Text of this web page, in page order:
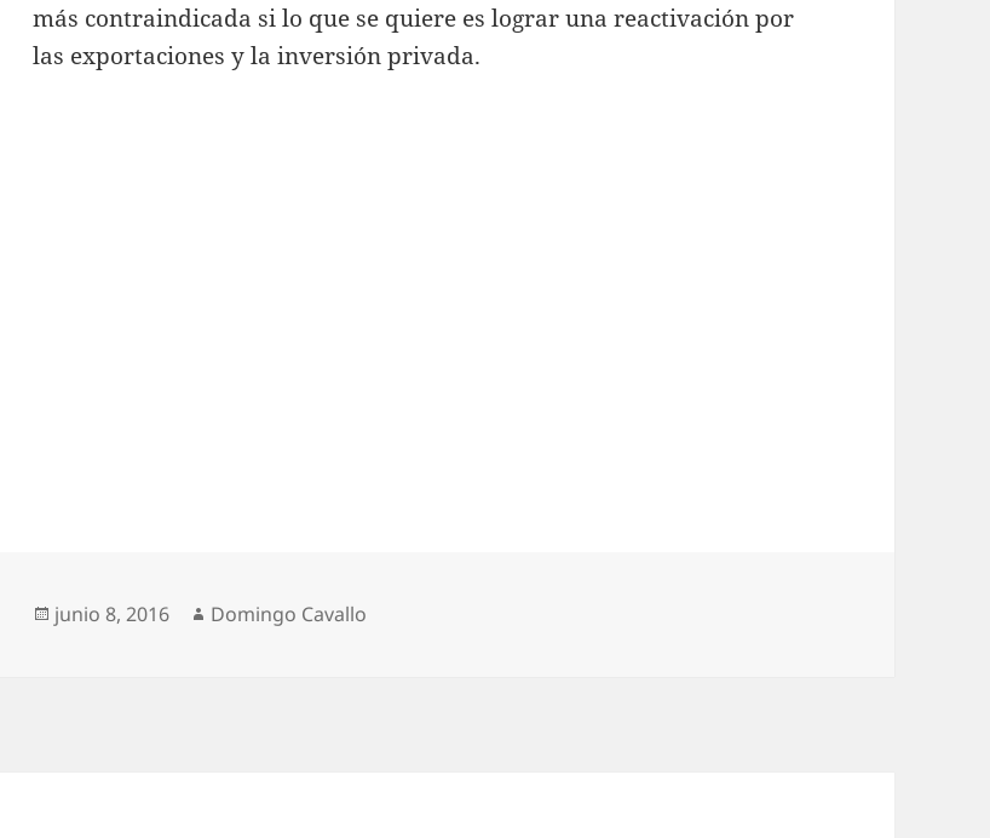
más contraindicada si lo que se quiere es lograr una reactivación por
las exportaciones y la inversión privada.
Publicado
junio 8, 2016 Autor
Domingo Cavallo